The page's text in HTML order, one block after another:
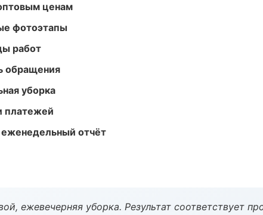
ценам
фотоэтапы
работ
обращения
уборка
платежей
отчёт
ежевечерняя уборка. Результат соответствует